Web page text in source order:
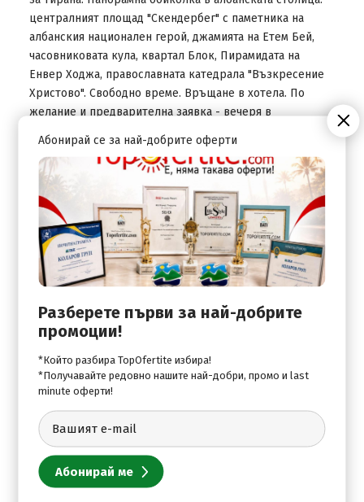
централният площад "Скендербег" с паметника на
албанския национален герой, джамията на Етем Бей,
часовниковата кула, квартал Блок, Пирамидата на
Енвер Ходжа, православната катедрала "Възкресение
Христово". Свободно време. Връщане в хотела. По
желание и предварителна заявка - вечеря в
ДЕН 3
Закуска. Свободно време или по желание и
предварителна заявка - целодневна екскурзия до
Берат и Дуръс. Берат е един от най-красивите градове
в Албания, възрожденски архитектурен резерват под
закрилата на ЮНЕСКО. Пешеходна разходка: крепостта
Кале с църквите "Св. Богородица" и "Св. Троица",
джамия. Свободно време в центъра на града.
Отпътуване за Дуръс - един от най-старите албански
градове, днес важно пристанище на Адриатическо
море. Кратка разходка: крайбрежният булевард
"Таулантия", крепостните стени на стария град,
амфитеатърът на Дуръс – един от най-големите и най-
добре запазените на Балканите, с раннохристиянския
параклис в една от галериите. Свободно време.
Връщане в Тирана. По желание и предварителна
заявка - вечеря в ресторанта на хотела. Нощувка.
Абонирай се за най-добрите оферти
Разберете първи за най-добрите
промоции!
*Който разбира TopOfertite избира!
*Получавайте редовно нашите най-добри, промо и last
minute оферти!